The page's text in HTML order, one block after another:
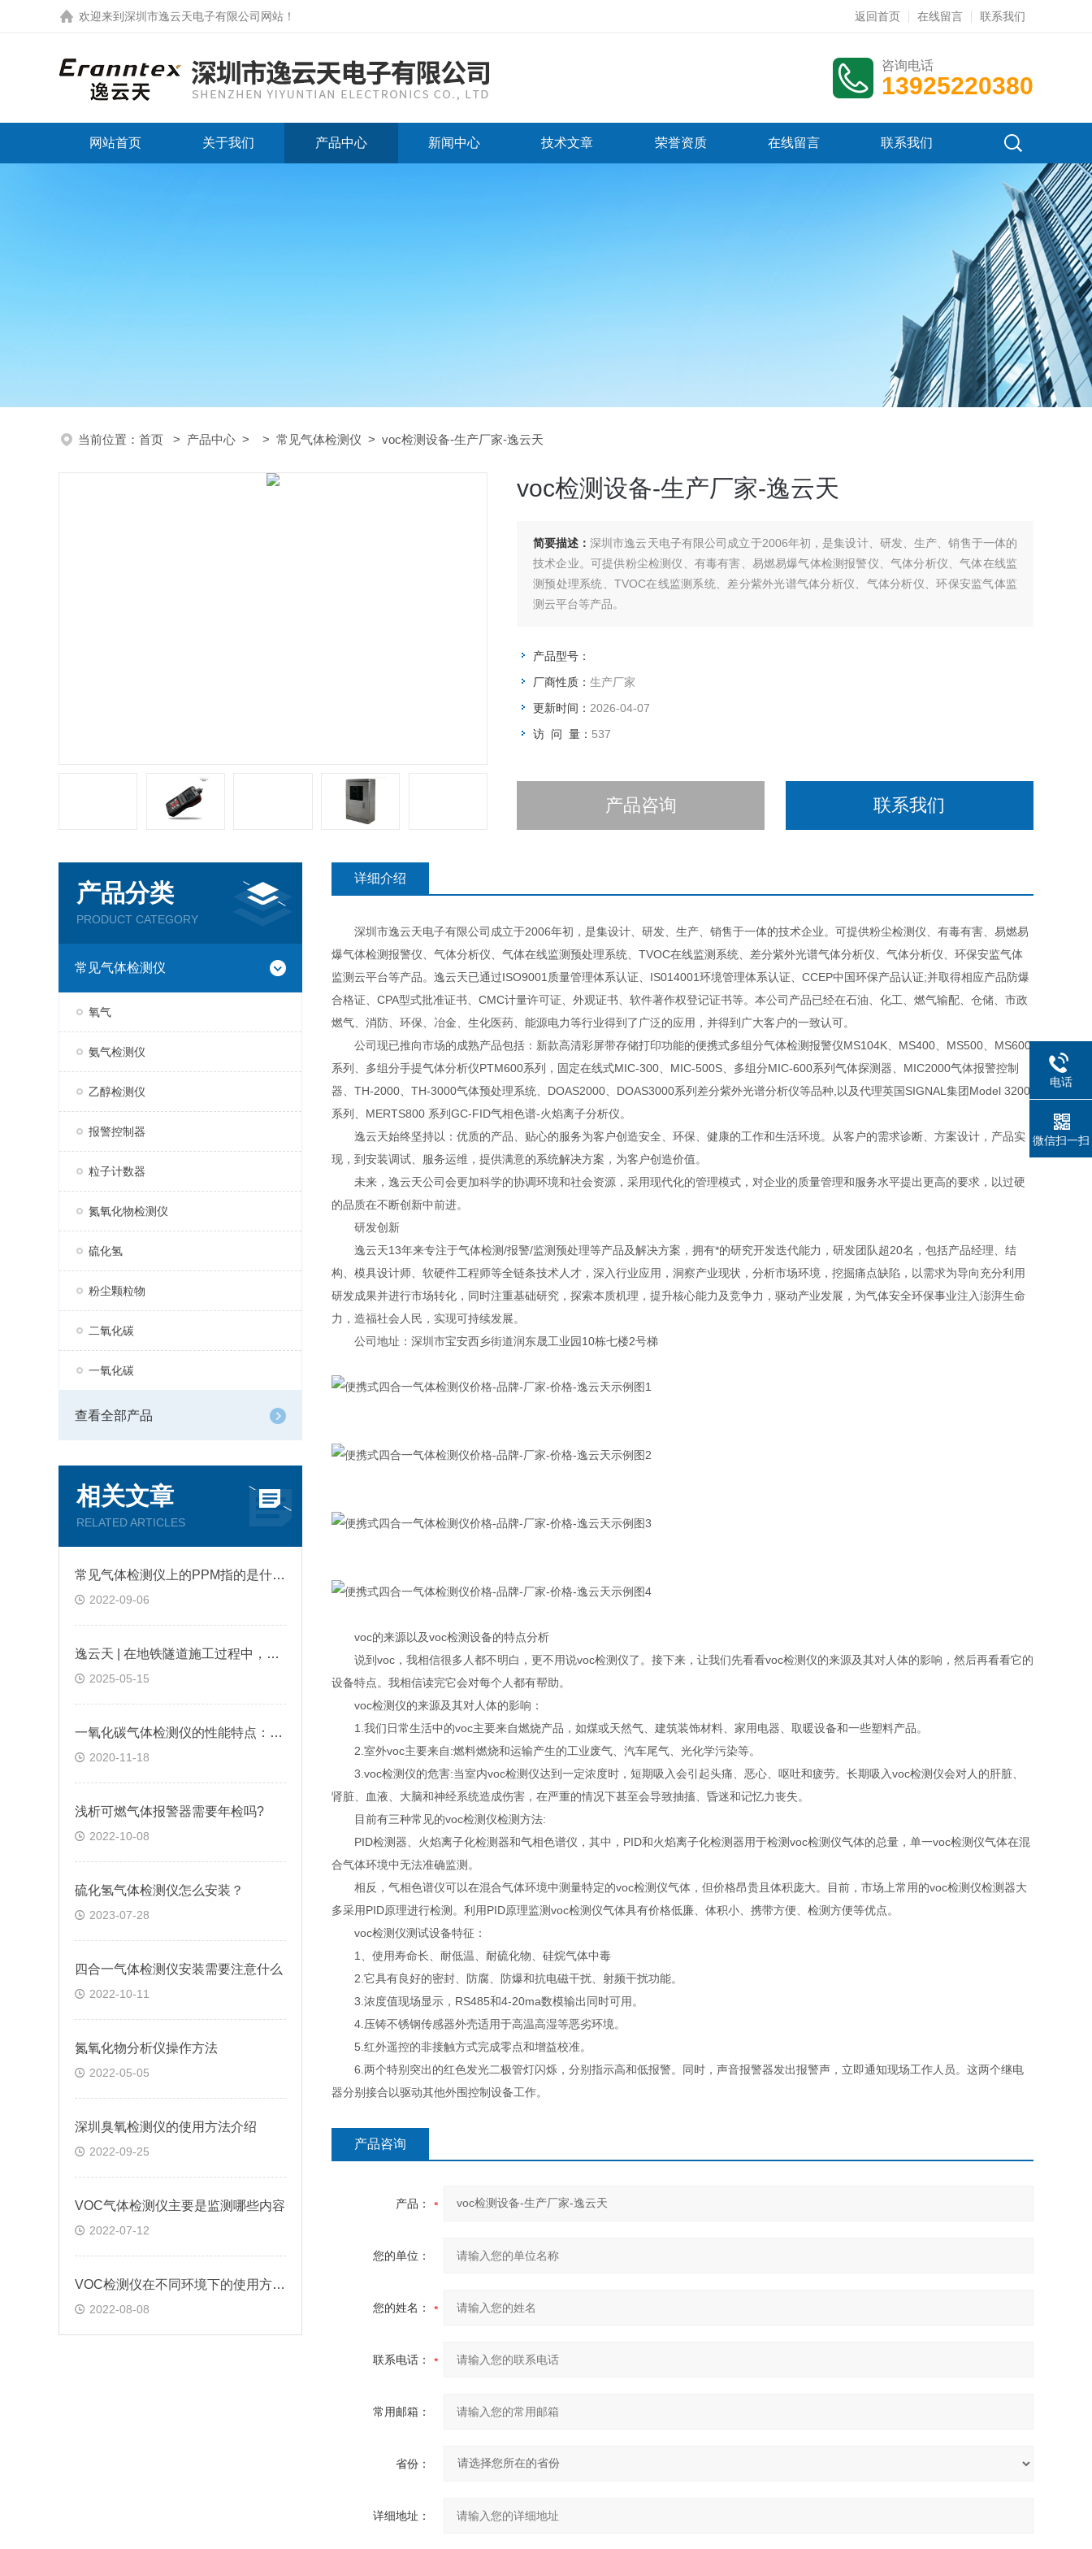
欢迎来到 深圳市逸云天电子有限公司网站 ！ 返回首页 在线留言 联系我们
咨询电话
13925220380
网站首页 关于我们 产品中心 新闻中心 技术文章 荣誉资质 在线留言 联系我们
当前位置： 首页 > 产品中心 > > 常见气体检测仪 > voc检测设备-生产厂家-逸云天
voc检测设备-生产厂家-逸云天
简要描述： 深圳市逸云天电子有限公司成立于2006年初，是集设计、研发、生产、销售于一体的
技术企业。可提供粉尘检测仪、有毒有害、易燃易爆气体检测报警仪、气体分析仪、气体在线监
测预处理系统、TVOC在线监测系统、差分紫外光谱气体分析仪、气体分析仪、环保安监气体监
测云平台等产品。
产品型号：
厂商性质： 生产厂家
更新时间： 2026-04-07
访 问 量： 537
产品咨询 联系我们
产品分类
PRODUCT CATEGORY
常见气体检测仪
氧气
氨气检测仪
乙醇检测仪
报警控制器
粒子计数器
氮氧化物检测仪
硫化氢
粉尘颗粒物
二氧化碳
一氧化碳
查看全部产品
相关文章
RELATED ARTICLES
常见气体检测仪上的PPM指的是什么?
2022-09-06
逸云天 | 在地铁隧道施工过程中，便携式气体检测仪是如何预警缺氧环境的？
2025-05-15
一氧化碳气体检测仪的性能特点：逸云天分享
2020-11-18
浅析可燃气体报警器需要年检吗?
2022-10-08
硫化氢气体检测仪怎么安装？
2023-07-28
四合一气体检测仪安装需要注意什么
2022-10-11
氮氧化物分析仪操作方法
2022-05-05
深圳臭氧检测仪的使用方法介绍
2022-09-25
VOC气体检测仪主要是监测哪些内容
2022-07-12
VOC检测仪在不同环境下的使用方法?
2022-08-08
详细介绍
深圳市逸云天电子有限公司成立于2006年初，是集设计、研发、生产、销售于一体的技术企业。可提供粉尘检测仪、有毒有害、易燃易
爆气体检测报警仪、气体分析仪、气体在线监测预处理系统、TVOC在线监测系统、差分紫外光谱气体分析仪、气体分析仪、环保安监气体
监测云平台等产品。逸云天已通过ISO9001质量管理体系认证、IS014001环境管理体系认证、CCEP中国环保产品认证;并取得相应产品防爆
合格证、CPA型式批准证书、CMC计量许可证、外观证书、软件著作权登记证书等。本公司产品已经在石油、化工、燃气输配、仓储、市政
燃气、消防、环保、冶金、生化医药、能源电力等行业得到了广泛的应用，并得到广大客户的一致认可。
公司现已推向市场的成熟产品包括：新款高清彩屏带存储打印功能的便携式多组分气体检测报警仪MS104K、MS400、MS500、MS600
系列、多组分手提气体分析仪PTM600系列，固定在线式MIC-300、MIC-500S、多组分MIC-600系列气体探测器、MIC2000气体报警控制
器、TH-2000、TH-3000气体预处理系统、DOAS2000、DOAS3000系列差分紫外光谱分析仪等品种,以及代理英国SIGNAL集团Model 3200
系列、MERTS800 系列GC-FID气相色谱-火焰离子分析仪。
逸云天始终坚持以：优质的产品、贴心的服务为客户创造安全、环保、健康的工作和生活环境。从客户的需求诊断、方案设计，产品实
现，到安装调试、服务运维，提供满意的系统解决方案，为客户创造价值。
未来，逸云天公司会更加科学的协调环境和社会资源，采用现代化的管理模式，对企业的质量管理和服务水平提出更高的要求，以过硬
的品质在不断创新中前进。
研发创新
逸云天13年来专注于气体检测/报警/监测预处理等产品及解决方案，拥有*的研究开发迭代能力，研发团队超20名，包括产品经理、结
构、模具设计师、软硬件工程师等全链条技术人才，深入行业应用，洞察产业现状，分析市场环境，挖掘痛点缺陷，以需求为导向充分利用
研发成果并进行市场转化，同时注重基础研究，探索本质机理，提升核心能力及竞争力，驱动产业发展，为气体安全环保事业注入澎湃生命
力，造福社会人民，实现可持续发展。
公司地址：深圳市宝安西乡街道润东晟工业园10栋七楼2号梯
voc的来源以及voc检测设备的特点分析
说到voc，我相信很多人都不明白，更不用说voc检测仪了。接下来，让我们先看看voc检测仪的来源及其对人体的影响，然后再看看它的
设备特点。我相信读完它会对每个人都有帮助。
voc检测仪的来源及其对人体的影响：
1.我们日常生活中的voc主要来自燃烧产品，如煤或天然气、建筑装饰材料、家用电器、取暖设备和一些塑料产品。
2.室外voc主要来自:燃料燃烧和运输产生的工业废气、汽车尾气、光化学污染等。
3.voc检测仪的危害:当室内voc检测仪达到一定浓度时，短期吸入会引起头痛、恶心、呕吐和疲劳。长期吸入voc检测仪会对人的肝脏、
肾脏、血液、大脑和神经系统造成伤害，在严重的情况下甚至会导致抽搐、昏迷和记忆力丧失。
目前有三种常见的voc检测仪检测方法:
PID检测器、火焰离子化检测器和气相色谱仪，其中，PID和火焰离子化检测器用于检测voc检测仪气体的总量，单一voc检测仪气体在混
合气体环境中无法准确监测。
相反，气相色谱仪可以在混合气体环境中测量特定的voc检测仪气体，但价格昂贵且体积庞大。目前，市场上常用的voc检测仪检测器大
多采用PID原理进行检测。利用PID原理监测voc检测仪气体具有价格低廉、体积小、携带方便、检测方便等优点。
voc检测仪测试设备特征：
1、使用寿命长、耐低温、耐硫化物、硅烷气体中毒
2.它具有良好的密封、防腐、防爆和抗电磁干扰、射频干扰功能。
3.浓度值现场显示，RS485和4-20ma数模输出同时可用。
4.压铸不锈钢传感器外壳适用于高温高湿等恶劣环境。
5.红外遥控的非接触方式完成零点和增益校准。
6.两个特别突出的红色发光二极管灯闪烁，分别指示高和低报警。同时，声音报警器发出报警声，立即通知现场工作人员。这两个继电
器分别接合以驱动其他外围控制设备工作。
产品咨询
产品：
您的单位：
您的姓名：
联系电话：
常用邮箱：
省份：
详细地址：
电话
微信扫一扫